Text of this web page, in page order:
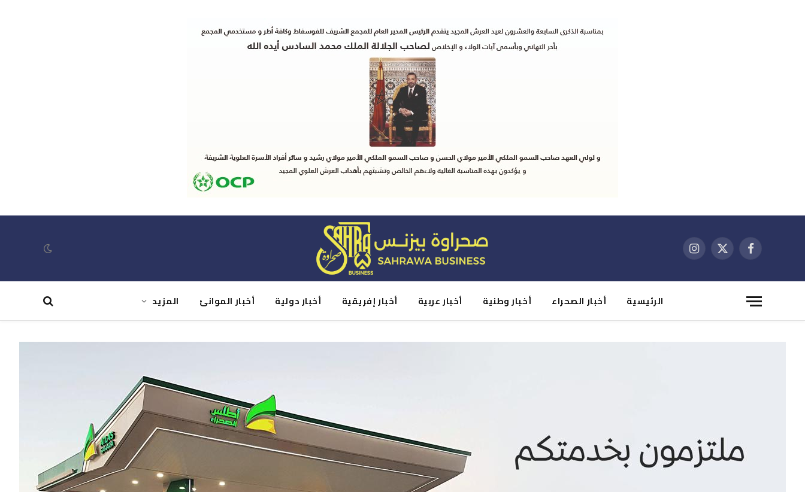
فيسبوكX
الانستغرام
الرئيسية أخبار الصحراء أخبار وطنية أخبار عربية أخبار إفريقية أخبار دولية أخبار الموانئ المزيد